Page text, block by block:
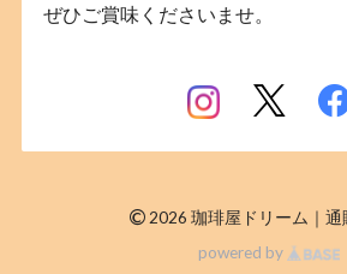
ぜひご賞味くださいませ。
©2026 珈琲屋ドリーム｜通
powered by